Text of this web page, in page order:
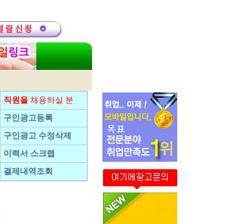
직원을 채용하실 분
구인광고등록
구인광고 수정삭제
이력서 스크랩
결제내역조회